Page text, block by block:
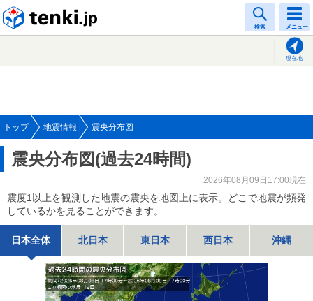
検索 メニュー
現在地
トップ 地震情報 震央分布図
震央分布図(過去24時間)
2026年08月09日17:00現在
震度1以上を観測した地震の震央を地図上に表示。どこで地震が頻発
しているかを見ることができます。
日本全体 北日本 東日本 西日本 沖縄